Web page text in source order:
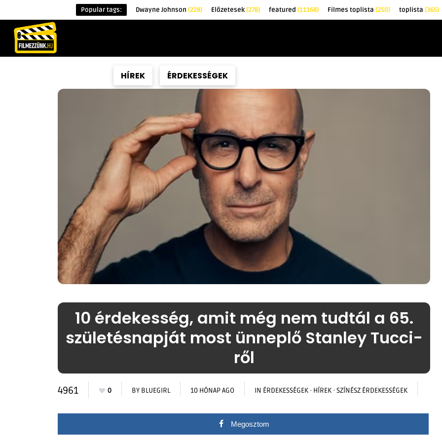
Popular tags: Dwayne Johnson (228) Előzetesek(278) featured (11168) Filmes toplista (250) toplista (365)
HÍREK ÉRDEKESSÉGEK
10 érdekesség, amit még nem tudtál a 65.
születésnapját most ünneplő Stanley Tucci-
ről
4961 0 BY BLUEGIRL 10 HÓNAP AGO IN ÉRDEKESSÉGEK · HÍREK · SZÍNÉSZ ÉRDEKESSÉGEK
Megosztom